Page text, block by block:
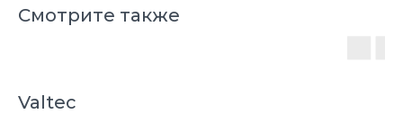
Смотрите также
Valtec